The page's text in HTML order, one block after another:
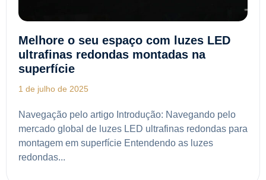
Melhore o seu espaço com luzes LED
ultrafinas redondas montadas na
superfície
1 de julho de 2025
Navegação pelo artigo Introdução: Navegando pelo
mercado global de luzes LED ultrafinas redondas para
montagem em superfície Entendendo as luzes
redondas...